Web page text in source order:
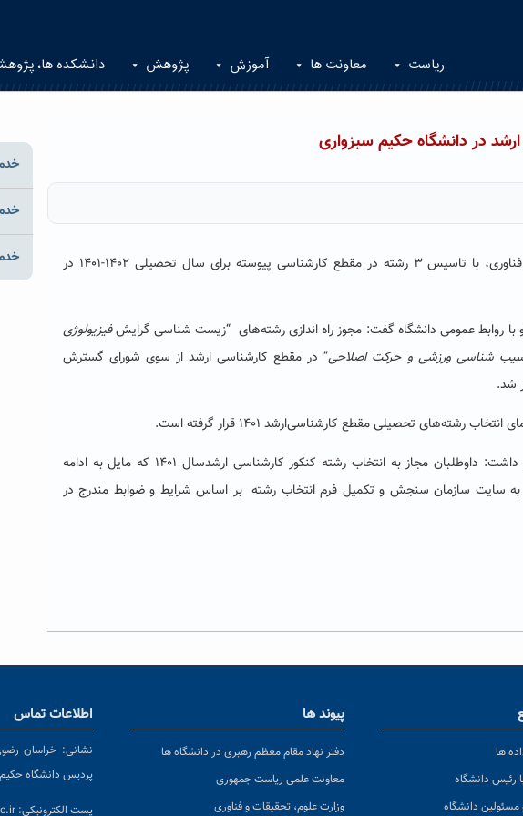
ریاست معاونت ها آموزش پژوهش دانشکده ها،
شورای گسترش آموزش عالی وزارت علوم، تحقیقات و فناوری، با تاسیس ۳ رشته در مقطع کارشناسی پیوسته برای سال تحصیلی ۱۴۰۲-۱۴۰۱ در
با روابط عمومی دانشگاه گفت: مجوز راه اندازی رشته‌های “زیست شناسی گرایشفیزیولوژی
شناسی ورزشی و حرکت اصلاحی” در مقطع کارشناسی ارشد از سوی شورای گسترش
شد.
تحصیلی مقطع کارشناسی‌ارشد ۱۴۰۱ قرار گرفته است.
مدیر تحصیلات تکمیلی دانشگاه حکیم سبزواری اظهار داشت: داوطلبان مجاز به انتخاب رشته کنکور کارشناسی ارشدسال ۱۴۰۱ که مایل به ادامه
به سایت سازمان سنجش و تکمیل فرم انتخاب رشته بر اساس شرایط و ضوابط مندرج در
ها
رئیس دانشگاه
مسئولین دانشگاه
پیوند ها
دفتر نهاد مقام معظم رهبری در دانشگاه ها
معاونت علمی ریاست جمهوری
وزارت علوم، تحقیقات و فناوری
اطلاعات تماس
نشانی: خراسان
پردیس دانشگاه
پست الکترونیکی: